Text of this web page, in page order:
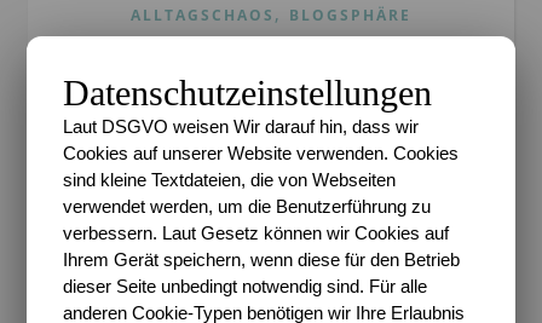
ALLTAGSCHAOS , BLOGSPHÄRE
Fotos im Oktober #04
Sari / 27. Oktober 2017 / 2 Kommentare
Und schon ist der Oktober fast wieder rum. Die
letzten #Freitags5 für diesen Monat. Krass. Die Zeit.
Aber ihr kennt das ja. Wir grübeln aktuell noch über
einem Halloween Kostüm, in der Hoffnung,…
Datenschutzeinstellungen
Laut DSGVO weisen Wir darauf hin, dass wir
Cookies auf unserer Website verwenden. Cookies
sind kleine Textdateien, die von Webseiten
verwendet werden, um die Benutzerführung zu
verbessern. Laut Gesetz können wir Cookies auf
Ihrem Gerät speichern, wenn diese für den Betrieb
dieser Seite unbedingt notwendig sind. Für alle
anderen Cookie-Typen benötigen wir Ihre Erlaubnis